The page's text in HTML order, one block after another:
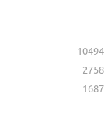
10494
2758
1687